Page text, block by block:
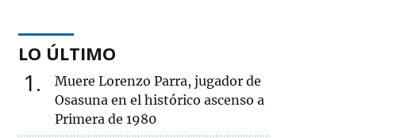
LO ÚLTIMO
1
Muere Lorenzo Parra, jugador de
Osasuna en el histórico ascenso a
Primera de 1980